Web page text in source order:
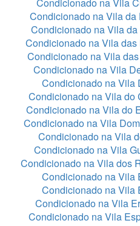
Condicionado na Vila da
Condicionado na Vila
Condicionado na Vila das
Condicionado na Vila
Condicionado na Vila
Condicionado na Vila
Condicionado na Vila do
Condicionado na Vila do
Condicionado na Vila
Condicionado na Vila
Condicionado na Vila
Condicionado na Vila dos
Condicionado na Vila
Condicionado na Vila
Condicionado na Vila
Condicionado na Vila